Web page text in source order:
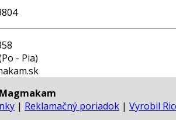
- Pia)
Magmakam
| Reklamačný poriadok | Vyrobil